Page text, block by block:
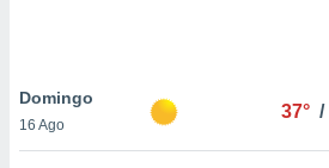
similares
Domingo
16 Ago
37° /